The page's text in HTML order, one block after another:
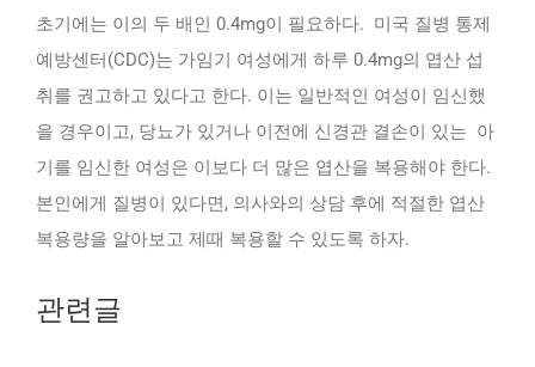
초기에는 이의 두 배인 0.4mg이 필요하다. 미국 질병 통제
예방센터(CDC)는 가임기 여성에게 하루 0.4mg의 엽산 섭
취를 권고하고 있다고 한다. 이는 일반적인 여성이 임신했
을 경우이고, 당뇨가 있거나 이전에 신경관 결손이 있는 아
기를 임신한 여성은 이보다 더 많은 엽산을 복용해야 한다.
본인에게 질병이 있다면, 의사와의 상담 후에 적절한 엽산
복용량을 알아보고 제때 복용할 수 있도록 하자.
관련글